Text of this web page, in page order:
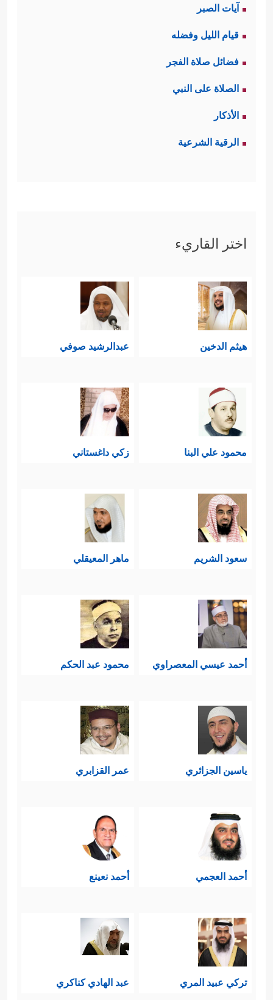
آيات الصبر
قيام الليل وفضله
فضائل صلاة الفجر
الصلاة على النبي
الأذكار
الرقية الشرعية
اختر القاريء
هيثم الدخين عبدالرشيد صوفي
محمود علي البنا زكي داغستاني
سعود الشريم ماهر المعيقلي
أحمد عيسي المعصراوي محمود عبد الحكم
ياسين الجزائري عمر القزابري
أحمد العجمي أحمد نعينع
تركي عبيد المري عبد الهادي كناكري